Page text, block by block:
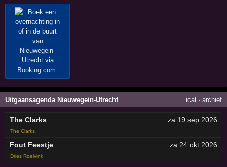
Uitgaansagenda Nieuwegein-Utrecht ical · archief
The Clarks za 19 sep 2026
The Clarks
Fout Feestje za 24 okt 2026
Dries Roelvink